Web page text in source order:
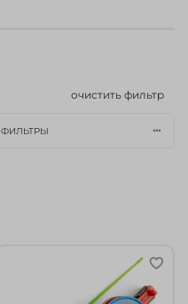
очистить фильтр
ФИЛЬТРЫ